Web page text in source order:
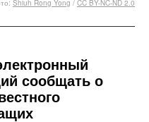
сообщать о
Shiuh Rong Yong / CC BY-NC-ND 2.0